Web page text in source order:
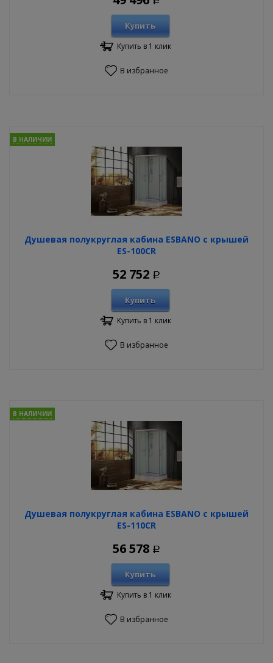
Купить
Купить в 1 клик
В избранное
Душевая полукруглая кабина ESBANO с крышей
ES-100CR
В НАЛИЧИИ
52 752 Р
Купить
Купить в 1 клик
В избранное
Душевая полукруглая кабина ESBANO с крышей
ES-110CR
В НАЛИЧИИ
56 578 Р
Купить
Купить в 1 клик
В избранное